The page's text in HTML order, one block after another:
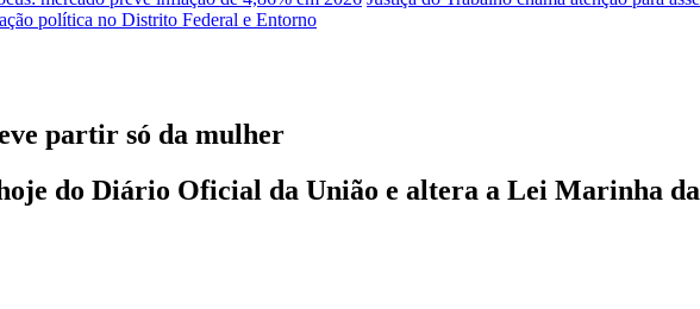
política no Distrito Federal e Entorno
partir só da mulher
do Diário Oficial da União e altera a Lei Marinha